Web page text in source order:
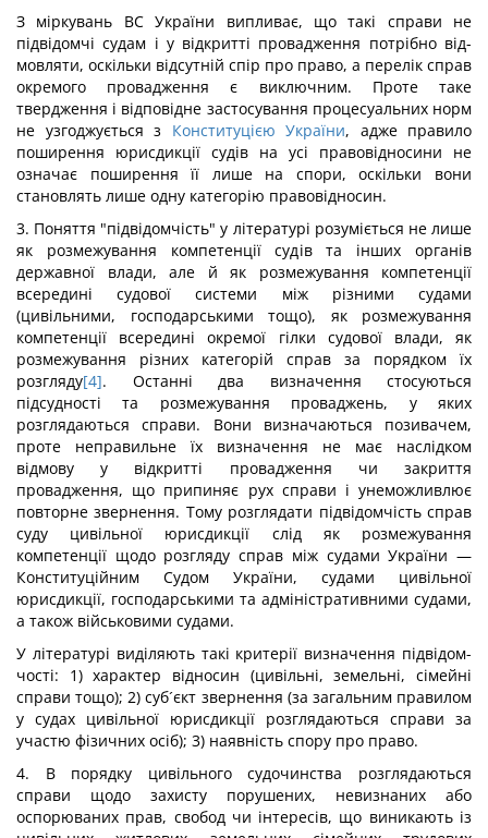
З міркувань ВС України випливає, що такі справи не
підвідомчі судам і у відкритті провадження потрібно від­
мовляти, оскільки відсутній спір про право, а перелік справ
окремого провадження є виключним. Проте таке
твердження і відповідне застосування процесуальних норм
не узгоджується з Конституцією України, адже правило
поширення юрисдикції судів на усі правовідносини не
означає поширення її лише на спори, оскільки вони
становлять лише одну категорію правовідносин.
3. Поняття "підвідомчість" у літературі розуміється не лише
як розмежування компетенції судів та інших органів
державної влади, але й як розмежування компетенції
всередині судової системи між різними судами
(цивільними, господарськими тощо), як розмежування
компетенції всередині окремої гілки судової влади, як
розмежування різних категорій справ за порядком їх
розгляду[4]. Останні два визначення стосуються
підсудності та розмежування проваджень, у яких
розглядаються справи. Вони визначаються позивачем,
проте неправильне їх визначення не має наслідком
відмову у відкритті провадження чи закриття
провадження, що припиняє рух справи і унеможливлює
повторне звернення. Тому розглядати підвідом­чість справ
суду цивільної юрисдикції слід як розмежування
компетенції щодо розгляду справ між судами України —
Кон­ституційним Судом України, судами цивільної
юрисдикції, гос­подарськими та адміністративними судами,
а також військовими судами.
У літературі виділяють такі критерії визначення підвідом­
чості: 1) характер відносин (цивільні, земельні, сімейні
справи тощо); 2) суб´єкт звернення (за загальним правилом
у судах цивільної юрисдикції розглядаються справи за
участю фізичних осіб); 3) наявність спору про право.
4. В порядку цивільного судочинства розглядаються
справи щодо захисту порушених, невизнаних або
оспорюваних прав, свобод чи інтересів, що виникають із